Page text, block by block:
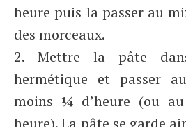
heure puis la passer au
des morceaux.
2. Mettre la pâte
hermétique et passer
moins ¼ d’heure (ou
heure). La pâte se garde